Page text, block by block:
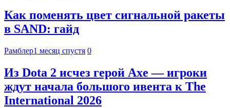
Как поменять цвет сигнальной ракеты
в SAND: гайд
Рамблер1 месяц спустя 0
Из Dota 2 исчез герой Axe — игроки
ждут начала большого ивента к The
International 2026